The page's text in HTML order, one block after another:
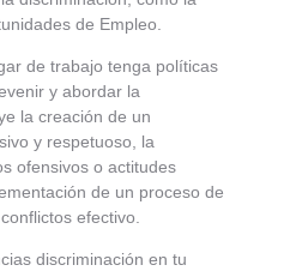
de Empleo.
de trabajo tenga políticas
y abordar la
la creación de un
y respetuoso, la
ofensivos o actitudes
de un proceso de
efectivo.
discriminación en tu